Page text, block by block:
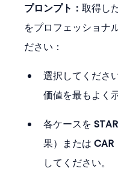
プロンプト：取得し
をプロフェッショナ
ださい：
選択してくださ
価値を最もよく
各ケースを STAR
果）または CAR
してください。